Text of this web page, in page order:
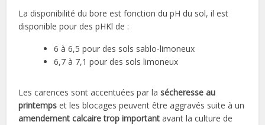
La disponibilité du bore est fonction du pH du sol, il est
disponible pour des pHKl de :
6 à 6,5 pour des sols sablo-limoneux
6,7 à 7,1 pour des sols limoneux
Les carences sont accentuées par lasécheresse au
printemps et les blocages peuvent être aggravés suite à un
amendement calcaire trop important avant la culture de